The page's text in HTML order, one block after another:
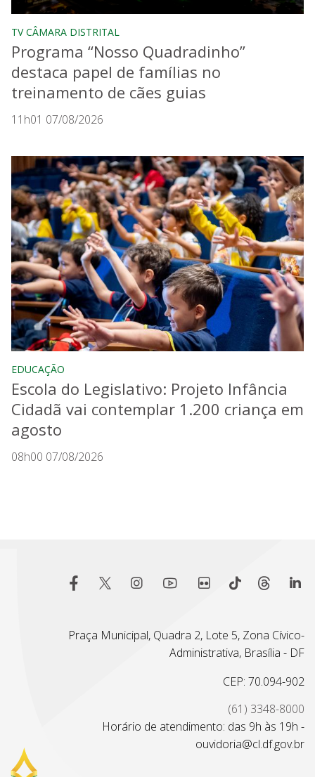
TV CÂMARA DISTRITAL
Programa “Nosso Quadradinho”
destaca papel de famílias no
treinamento de cães guias
11h01 07/08/2026
EDUCAÇÃO
Escola do Legislativo: Projeto Infância
Cidadã vai contemplar 1.200 criança em
agosto
08h00 07/08/2026
Praça Municipal, Quadra 2, Lote 5, Zona Cívico-
Administrativa, Brasília - DF
CEP: 70.094-902
(61) 3348-8000
Horário de atendimento: das 9h às 19h -
ouvidoria@cl.df.gov.br